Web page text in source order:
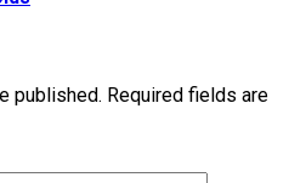
published. Required fields are